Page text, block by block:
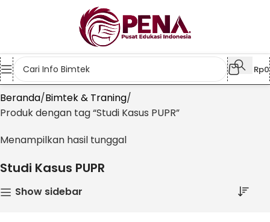
Rp0
Beranda Bimtek & Traning
Produk dengan tag “Studi Kasus PUPR”
Menampilkan hasil tunggal
Studi Kasus PUPR
Show sidebar